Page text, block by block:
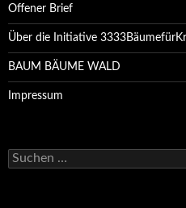
Offener Brief
Über die Initiative
BAUM BÄUME WALD
Impressum
Suchen
nach: